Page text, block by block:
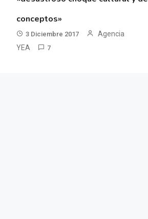
conceptos»
3 Diciembre 2017
Agencia
YEA
7